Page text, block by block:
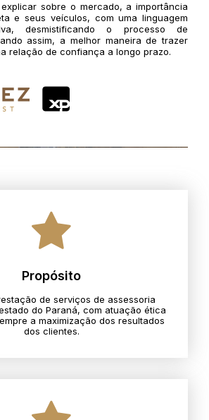
sobre o mercado, a importância
e seus veículos, com uma linguagem
desmistificando o processo de
assim, a melhor maneira de trazer
relação de confiança a longo prazo.
Propósito
de serviços de assessoria
do Paraná, com atuação ética
a maximização dos resultados
dos clientes.